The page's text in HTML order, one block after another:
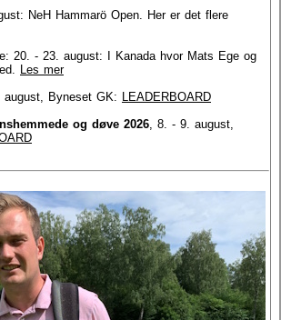
NeH Hammarö Open. Her er det flere
20. - 23. august: I Kanada hvor Mats Ege og
Les mer
Byneset GK: LEADERBOARD
og døve 2026 , 8. - 9. august,